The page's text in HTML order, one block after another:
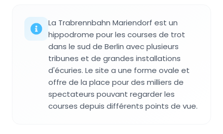
La Trabrennbahn Mariendorf est un
hippodrome pour les courses de trot
dans le sud de Berlin avec plusieurs
tribunes et de grandes installations
d'écuries. Le site a une forme ovale et
offre de la place pour des milliers de
spectateurs pouvant regarder les
courses depuis différents points de vue.